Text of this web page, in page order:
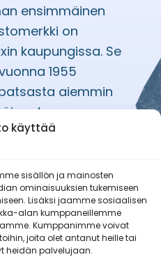
käyttää
sisällön ja mainosten
ominaisuuksien tukemiseen
Lisäksi jaamme sosiaalisen
alan kumppaneillemme
Kumppanimme voivat
joita olet antanut heille tai
heidän palvelujaan.
ensimmäinen
on
kaupungissa. Se
1955
aiemmin
Reserviläisnaiset